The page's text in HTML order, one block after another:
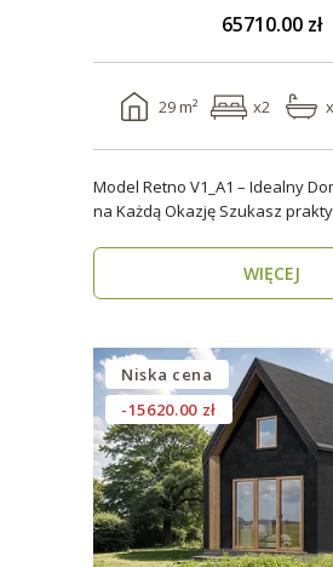
65710.00 zł
29 m² x2
Model Retno V1_A1 – Idealny
na Każdą Okazję Szukasz praktycznego,
WIĘCEJ
Niska cena
-15620.00 zł